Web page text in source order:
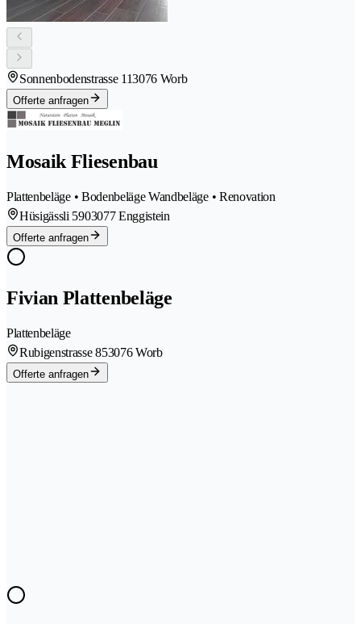
Sonnenbodenstrasse 113076 Worb
Offerte anfragen
Mosaik Fliesenbau
Plattenbeläge • Bodenbeläge Wandbeläge • Renovation
Hüsigässli 5903077 Enggistein
Offerte anfragen
Fivian Plattenbeläge
Plattenbeläge
Rubigenstrasse 853076 Worb
Offerte anfragen